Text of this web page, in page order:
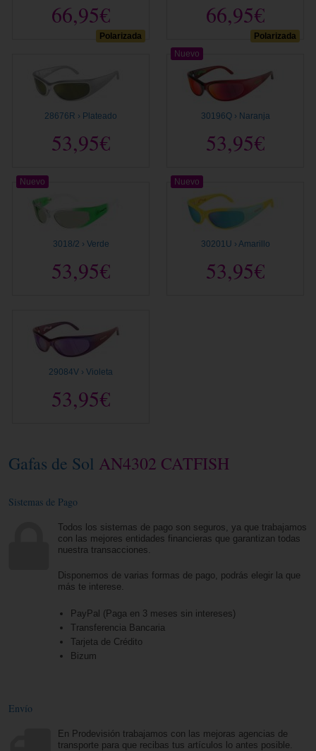
Polarizada
66,95€
Polarizada
66,95€
28676R › Plateado
53,95€
30196Q › Naranja
53,95€
Nuevo
3018/2 › Verde
53,95€
Nuevo
30201U › Amarillo
53,95€
Nuevo
29084V › Violeta
53,95€
Gafas de Sol AN4302 CATFISH
Sistemas de Pago
Todos los sistemas de pago son seguros, ya que trabajamos
con las mejores entidades financieras que garantizan todas
nuestra transacciones.
Disponemos de varias formas de pago, podrás elegir la que
más te interese.
PayPal (Paga en 3 meses sin intereses)
Transferencia Bancaria
Tarjeta de Crédito
Bizum
Envío
En Prodevisión trabajamos con las mejoras agencias de
transporte para que recibas tus artículos lo antes posible.